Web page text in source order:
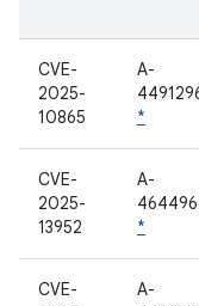
CVE-
2025-
10865
A-
*
CVE-
2025-
13952
A-
*
CVE-
A-